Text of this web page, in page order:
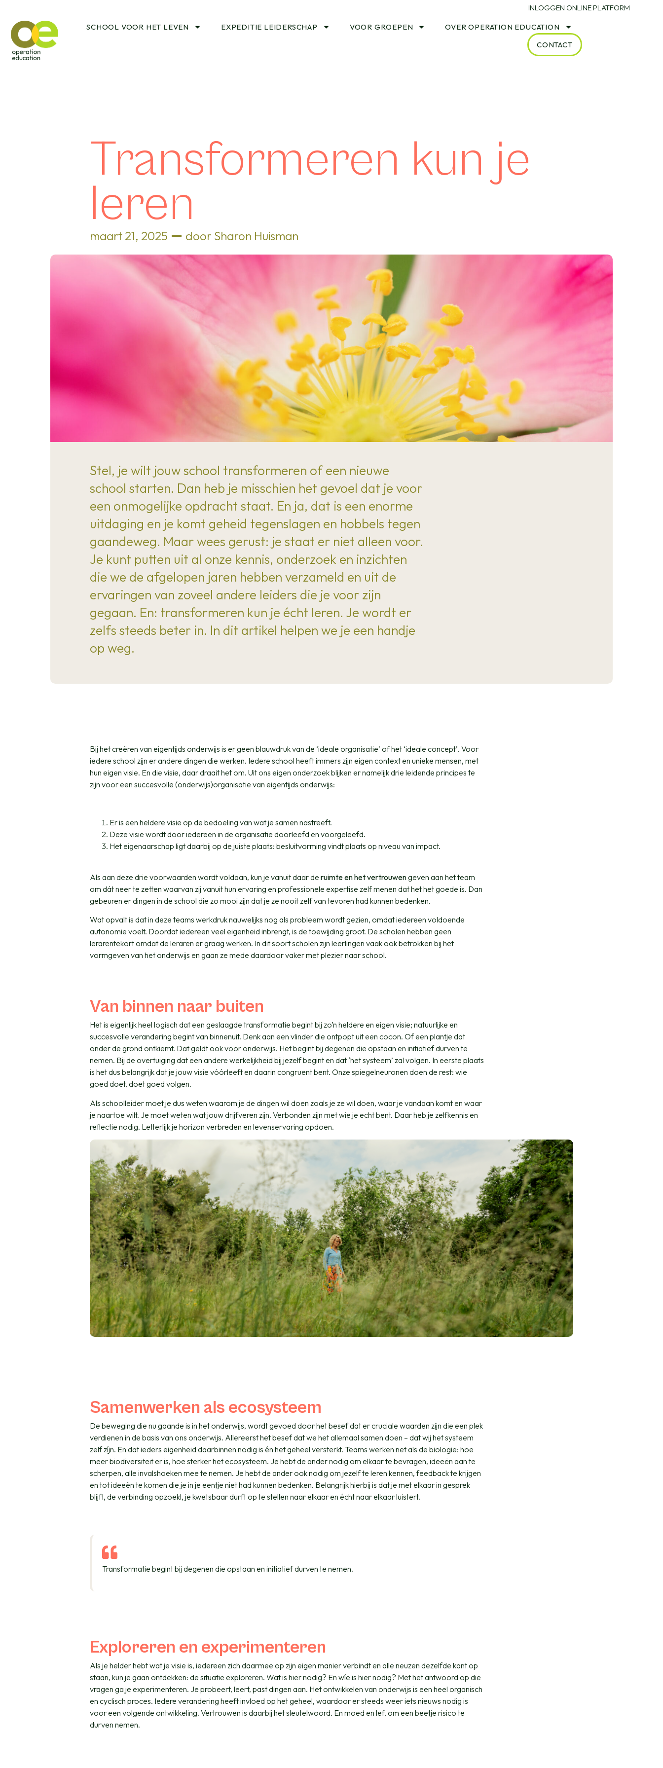
INLOGGEN ONLINE PLATFORM
SCHOOL VOOR HET LEVEN EXPEDITIE LEIDERSCHAP VOOR GROEPEN
OVER OPERATION EDUCATION
CONTACT
Transformeren kun je
leren
maart 21, 2025 door Sharon Huisman
Stel, je wilt jouw school transformeren of een nieuwe
school starten. Dan heb je misschien het gevoel dat je voor
een onmogelijke opdracht staat. En ja, dat is een enorme
uitdaging en je komt geheid tegenslagen en hobbels tegen
gaandeweg. Maar wees gerust: je staat er niet alleen voor.
Je kunt putten uit al onze kennis, onderzoek en inzichten
die we de afgelopen jaren hebben verzameld en uit de
ervaringen van zoveel andere leiders die je voor zijn
gegaan. En: transformeren kun je écht leren. Je wordt er
zelfs steeds beter in. In dit artikel helpen we je een handje
op weg.
Bij het creëren van eigentijds onderwijs is er geen blauwdruk van de ‘ideale organisatie’ of het ‘ideale concept’. Voor
iedere school zijn er andere dingen die werken. Iedere school heeft immers zijn eigen context en unieke mensen, met
hun eigen visie. En die visie, daar draait het om. Uit ons eigen onderzoek blijken er namelijk drie leidende principes te
zijn voor een succesvolle (onderwijs)organisatie van eigentijds onderwijs:
Er is een heldere visie op de bedoeling van wat je samen nastreeft.
Deze visie wordt door iedereen in de organisatie doorleefd en voorgeleefd.
Het eigenaarschap ligt daarbij op de juiste plaats: besluitvorming vindt plaats op niveau van impact.
Als aan deze drie voorwaarden wordt voldaan, kun je vanuit daar de ruimte en het vertrouwengeven aan het team
om dát neer te zetten waarvan zij vanuit hun ervaring en professionele expertise zelf menen dat het het goede is. Dan
gebeuren er dingen in de school die zo mooi zijn dat je ze nooit zelf van tevoren had kunnen bedenken.
Wat opvalt is dat in deze teams werkdruk nauwelijks nog als probleem wordt gezien, omdat iedereen voldoende
autonomie voelt. Doordat iedereen veel eigenheid inbrengt, is de toewijding groot. De scholen hebben geen
lerarentekort omdat de leraren er graag werken. In dit soort scholen zijn leerlingen vaak ook betrokken bij het
vormgeven van het onderwijs en gaan ze mede daardoor vaker met plezier naar school.
Van binnen naar buiten
Het is eigenlijk heel logisch dat een geslaagde transformatie begint bij zo’n heldere en eigen visie; natuurlijke en
succesvolle verandering begint van binnenuit. Denk aan een vlinder die ontpopt uit een cocon. Of een plantje dat
onder de grond ontkiemt. Dat geldt ook voor onderwijs. Het begint bij degenen die opstaan en initiatief durven te
nemen. Bij de overtuiging dat een andere werkelijkheid bij jezelf begint en dat ‘het systeem’ zal volgen. In eerste plaats
is het dus belangrijk dat je jouw visie vóórleeft en daarin congruent bent. Onze spiegelneuronen doen de rest: wie
goed doet, doet goed volgen.
Als schoolleider moet je dus weten waarom je de dingen wil doen zoals je ze wil doen, waar je vandaan komt en waar
je naartoe wilt. Je moet weten wat jouw drijfveren zijn. Verbonden zijn met wie je echt bent. Daar heb je zelfkennis en
reflectie nodig. Letterlijk je horizon verbreden en levenservaring opdoen.
Samenwerken als ecosysteem
De beweging die nu gaande is in het onderwijs, wordt gevoed door het besef dat er cruciale waarden zijn die een plek
verdienen in de basis van ons onderwijs. Allereerst het besef dat we het allemaal samen doen – dat wij het systeem
zelf zíjn. En dat ieders eigenheid daarbinnen nodig is én het geheel versterkt. Teams werken net als de biologie: hoe
meer biodiversiteit er is, hoe sterker het ecosysteem. Je hebt de ander nodig om elkaar te bevragen, ideeën aan te
scherpen, alle invalshoeken mee te nemen. Je hebt de ander ook nodig om jezelf te leren kennen, feedback te krijgen
en tot ideeën te komen die je in je eentje niet had kunnen bedenken. Belangrijk hierbij is dat je met elkaar in gesprek
blijft, de verbinding opzoekt, je kwetsbaar durft op te stellen naar elkaar en écht naar elkaar luistert.
Transformatie begint bij degenen die opstaan en initiatief durven te nemen.
Exploreren en experimenteren
Als je helder hebt wat je visie is, iedereen zich daarmee op zijn eigen manier verbindt en alle neuzen dezelfde kant op
staan, kun je gaan ontdekken: de situatie exploreren. Wat is hier nodig? En wíe is hier nodig? Met het antwoord op die
vragen ga je experimenteren. Je probeert, leert, past dingen aan. Het ontwikkelen van onderwijs is een heel organisch
en cyclisch proces. Iedere verandering heeft invloed op het geheel, waardoor er steeds weer iets nieuws nodig is
voor een volgende ontwikkeling. Vertrouwen is daarbij het sleutelwoord. En moed en lef, om een beetje risico te
durven nemen.